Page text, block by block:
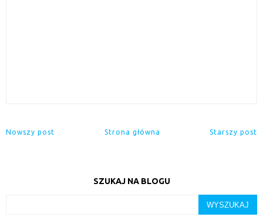
Nowszy post Starszy post
Strona główna
SZUKAJ NA BLOGU